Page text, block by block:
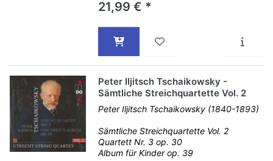
21,99 € *
Peter Iljitsch Tschaikowsky -
Sämtliche Streichquartette Vol. 2
Peter Iljitsch Tschaikowsky (1840-1893)
Sämtliche Streichquartette Vol. 2
Quartett Nr. 3 op. 30
Album für Kinder op. 39